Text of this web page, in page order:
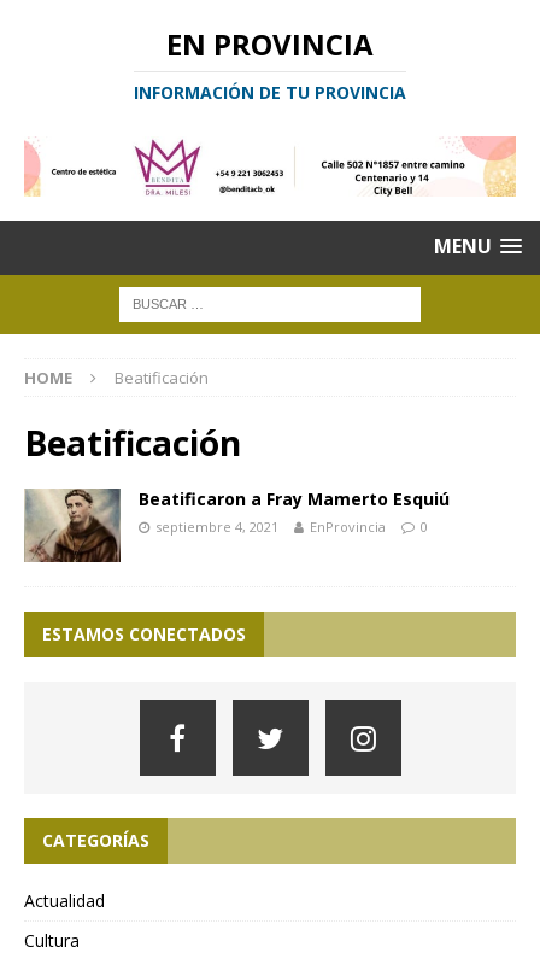
EN PROVINCIA
INFORMACIÓN DE TU PROVINCIA
MENU
HOME Beatificación
Beatificación
Beatificaron a Fray Mamerto Esquiú
septiembre 4, 2021 EnProvincia 0
ESTAMOS CONECTADOS
CATEGORÍAS
Actualidad
Cultura